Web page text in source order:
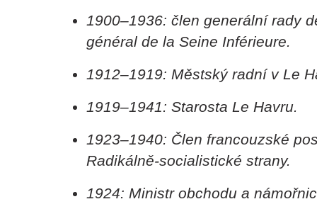
1900–1936: člen generální rady
général de la Seine Inférieure.
1912–1919: Městský radní v Le
1919–1941: Starosta Le Havru.
1923–1940: Člen francouzské
Radikálně-socialistické strany.
1924: Ministr obchodu a